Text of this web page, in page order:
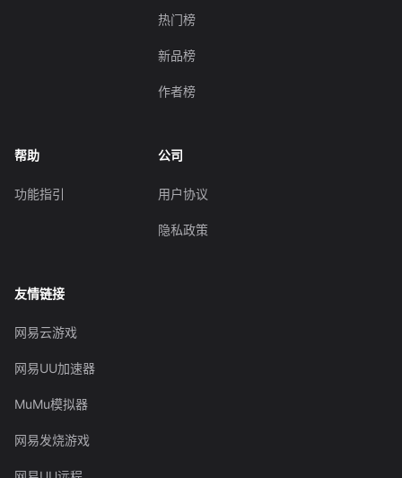
热门榜
新品榜
作者榜
帮助
功能指引
公司
用户协议
隐私政策
友情链接
网易云游戏
网易UU加速器
MuMu模拟器
网易发烧游戏